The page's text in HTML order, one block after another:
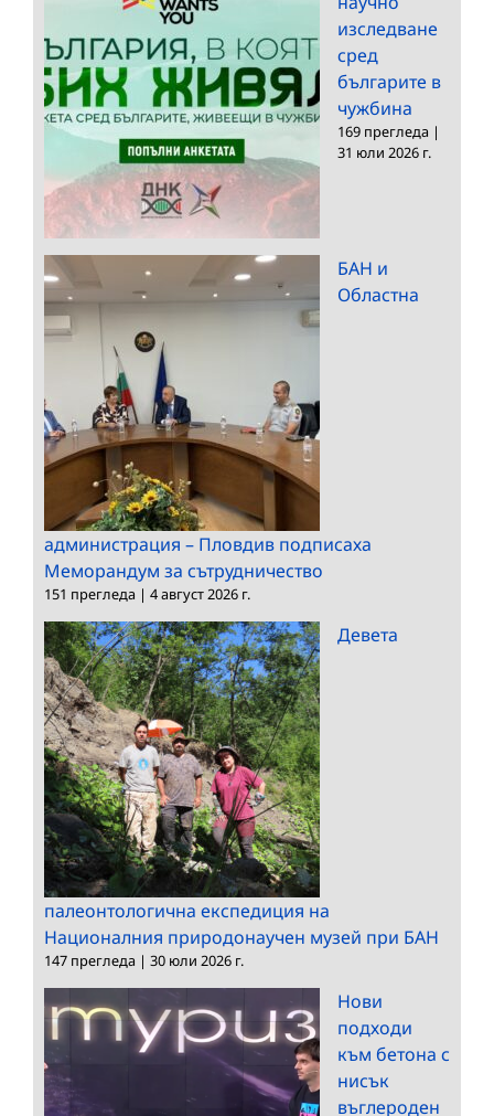
изследване
сред
българите в
чужбина
169 прегледа |
31 юли 2026 г.
БАН и
Областна
администрация – Пловдив подписаха
Меморандум за сътрудничество
151 прегледа | 4 август 2026 г.
Девета
палеонтологична експедиция на
Националния природонаучен музей при БАН
147 прегледа | 30 юли 2026 г.
Нови
подходи
към бетона с
нисък
въглероден